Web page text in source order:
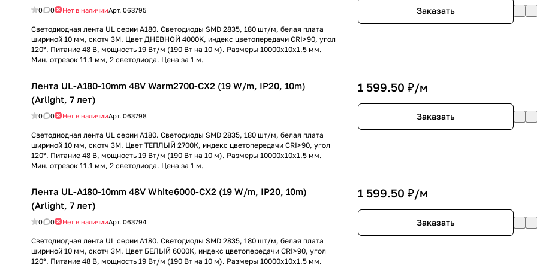
0 0 Нет в наличииАрт. 063795
Светодиодная лента UL серии A180. Светодиоды SMD 2835, 180 шт/м, белая плата
шириной 10 мм, скотч 3M. Цвет ДНЕВНОЙ 4000K, индекс цветопередачи CRI>90, угол
120°. Питание 48 В, мощность 19 Вт/м (190 Вт на 10 м). Размеры 10000x10x1.5 мм.
Мин. отрезок 11.1 мм, 2 светодиода. Цена за 1 м.
Заказать
Лента UL-A180-10mm 48V Warm2700-CX2 (19 W/m, IP20, 10m)
(Arlight, 7 лет)
0 0 Нет в наличииАрт. 063798
Светодиодная лента UL серии A180. Светодиоды SMD 2835, 180 шт/м, белая плата
шириной 10 мм, скотч 3M. Цвет ТЕПЛЫЙ 2700K, индекс цветопередачи CRI>90, угол
120°. Питание 48 В, мощность 19 Вт/м (190 Вт на 10 м). Размеры 10000x10x1.5 мм.
Мин. отрезок 11.1 мм, 2 светодиода. Цена за 1 м.
1 599.50 ₽/м
Заказать
Лента UL-A180-10mm 48V White6000-CX2 (19 W/m, IP20, 10m)
(Arlight, 7 лет)
0 0 Нет в наличииАрт. 063794
Светодиодная лента UL серии A180. Светодиоды SMD 2835, 180 шт/м, белая плата
шириной 10 мм, скотч 3M. Цвет БЕЛЫЙ 6000K, индекс цветопередачи CRI>90, угол
120°. Питание 48 В, мощность 19 Вт/м (190 Вт на 10 м). Размеры 10000x10x1.5 мм.
1 599.50 ₽/м
Заказать